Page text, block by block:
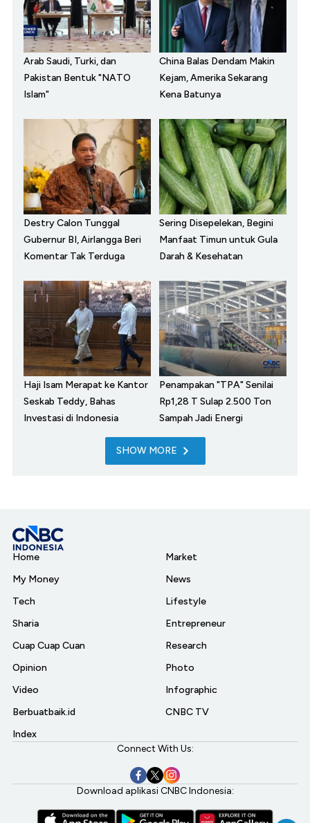
Arab Saudi, Turki, dan
Pakistan Bentuk "NATO
Islam"
China Balas Dendam Makin
Kejam, Amerika Sekarang
Kena Batunya
Destry Calon Tunggal
Gubernur BI, Airlangga Beri
Komentar Tak Terduga
Sering Disepelekan, Begini
Manfaat Timun untuk Gula
Darah & Kesehatan
Haji Isam Merapat ke Kantor
Seskab Teddy, Bahas
Investasi di Indonesia
Penampakan "TPA" Senilai
Rp1,28 T Sulap 2.500 Ton
Sampah Jadi Energi
SHOW MORE
Home
My Money
Tech
Sharia
Cuap Cuap Cuan
Opinion
Video
Berbuatbaik.id
Index
Market
News
Lifestyle
Entrepreneur
Research
Photo
Infographic
CNBC TV
Connect With Us:
Download aplikasi CNBC Indonesia: